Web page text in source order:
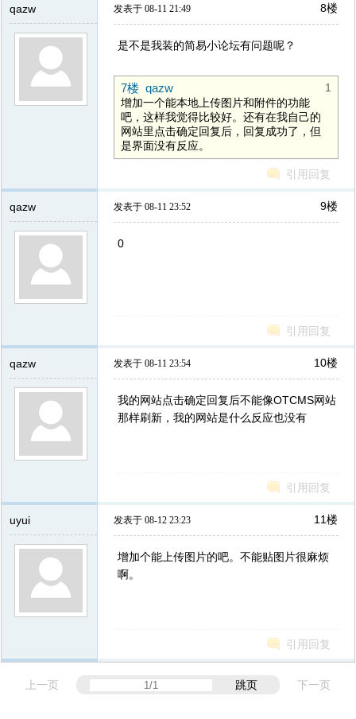
qazw 8楼
发表于 08-11 21:49
是不是我装的简易小论坛有问题呢？
7楼 qazw
1
增加一个能本地上传图片和附件的功能
吧，这样我觉得比较好。还有在我自己的
网站里点击确定回复后，回复成功了，但
是界面没有反应。
引用回复
qazw 9楼
发表于 08-11 23:52
0
引用回复
qazw 10楼
发表于 08-11 23:54
我的网站点击确定回复后不能像OTCMS网站
那样刷新，我的网站是什么反应也没有
引用回复
uyui 11楼
发表于 08-12 23:23
增加个能上传图片的吧。不能贴图片很麻烦
啊。
引用回复
上一页 跳页 下一页